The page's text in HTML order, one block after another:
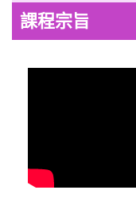
課程宗旨